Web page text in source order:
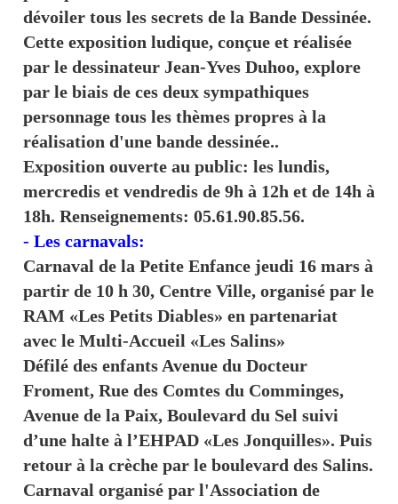
dévoiler tous les secrets de la Bande Dessinée.
Cette exposition ludique, conçue et réalisée
par le dessinateur Jean-Yves Duhoo, explore
par le biais de ces deux sympathiques
personnage tous les thèmes propres à la
réalisation d'une bande dessinée..
Exposition ouverte au public: les lundis,
mercredis et vendredis de 9h à 12h et de 14h à
18h. Renseignements: 05.61.90.85.56.
- Les carnavals:
Carnaval de la Petite Enfance jeudi 16 mars à
partir de 10 h 30, Centre Ville, organisé par le
RAM «Les Petits Diables» en partenariat
avec le Multi-Accueil «Les Salins»
Défilé des enfants Avenue du Docteur
Froment, Rue des Comtes du Comminges,
Avenue de la Paix, Boulevard du Sel suivi
d’une halte à l’EHPAD «Les Jonquilles». Puis
retour à la crèche par le boulevard des Salins.
Carnaval organisé par l'Association de